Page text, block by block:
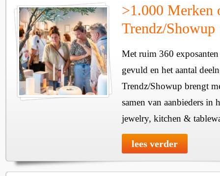
>1.000 Merken
Trendz/Showup
Met ruim 360
gevuld en het aantal
Trendz/Showup brengt
samen van aanbieders in
jewelry, kitchen &
lees verder